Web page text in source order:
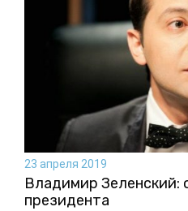
23 апреля 2019
Владимир Зеленский:
президента